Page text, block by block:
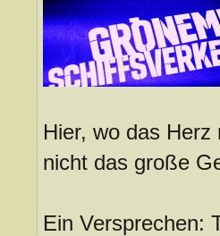
Hier, wo das Herz
nicht das große
Ein Versprechen: